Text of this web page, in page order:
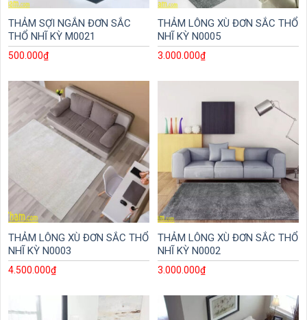
THẢM SỢI NGẮN ĐƠN SẮC
THỔ NHĨ KỲ M0021
500.000₫
THẢM LÔNG XÙ ĐƠN SẮC THỔ
NHĨ KỲ N0005
3.000.000₫
THẢM LÔNG XÙ ĐƠN SẮC THỔ
NHĨ KỲ N0003
4.500.000₫
THẢM LÔNG XÙ ĐƠN SẮC THỔ
NHĨ KỲ N0002
3.000.000₫